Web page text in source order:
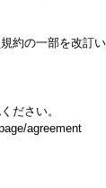
ご
い
やデータを
約の一部を改訂
ださい。
agreement